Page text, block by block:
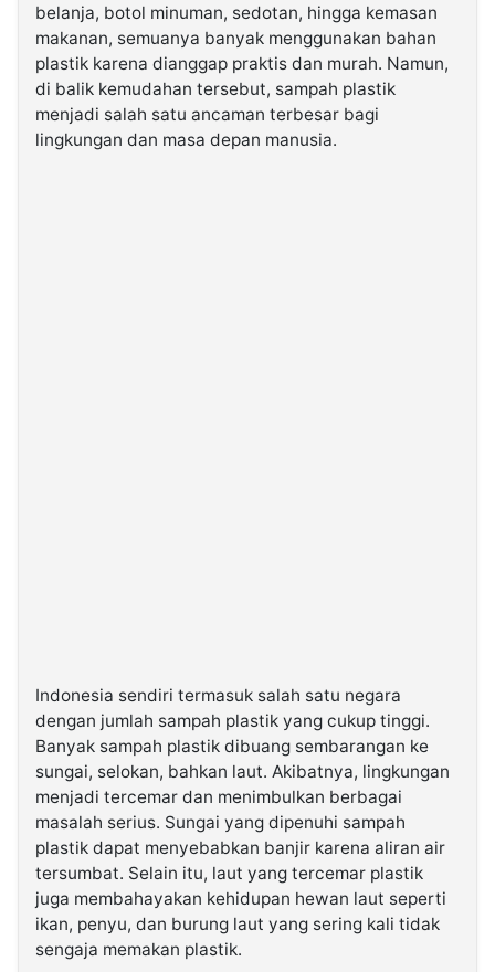
Kabarbaru.co
2026
Kabarbaru
Media
belanja, botol minuman, sedotan, hingga kemasan
makanan, semuanya banyak menggunakan bahan
plastik karena dianggap praktis dan murah. Namun,
di balik kemudahan tersebut, sampah plastik
menjadi salah satu ancaman terbesar bagi
lingkungan dan masa depan manusia.
Indonesia sendiri termasuk salah satu negara
dengan jumlah sampah plastik yang cukup tinggi.
Banyak sampah plastik dibuang sembarangan ke
sungai, selokan, bahkan laut. Akibatnya, lingkungan
menjadi tercemar dan menimbulkan berbagai
masalah serius. Sungai yang dipenuhi sampah
plastik dapat menyebabkan banjir karena aliran air
tersumbat. Selain itu, laut yang tercemar plastik
juga membahayakan kehidupan hewan laut seperti
ikan, penyu, dan burung laut yang sering kali tidak
sengaja memakan plastik.